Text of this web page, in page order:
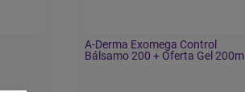
A-Derma Exomega Control
Bálsamo 200 + Oferta Gel 200ml